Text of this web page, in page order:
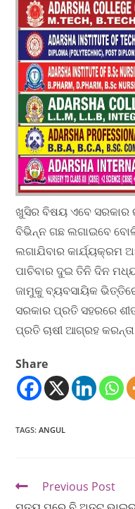
ଖୁସିର ବିଷୟ ଏବେ ସରକାର
ବିଭିନ୍ନ ଗଛ ଲଗାଇବେ
ଲଗାଯିବାର କାର୍ଯ୍ୟକ୍ରମ
ପାଚିବାର ଦୁଇ ତିନି ଦିନ
ଜାମୁକୁ ବ୍ୟବସାୟିକ ଭିତ୍ତିରେ
ସରକାର ପ୍ରତି ସହରରେ
ପ୍ରତି ଚାଷୀ ଆଗ୍ରହ
Share
TAGS:ANGUL
Previous Post